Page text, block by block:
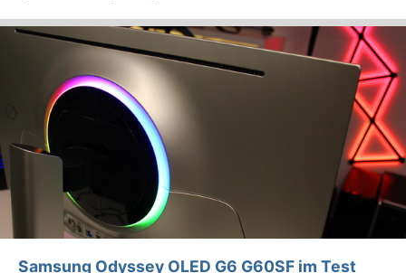
Samsung Odyssey OLED G6 G60SF im Test